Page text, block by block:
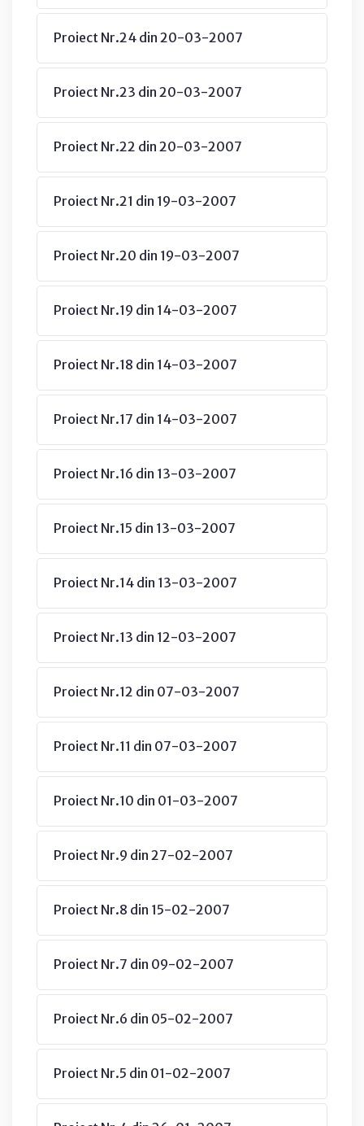
Proiect Nr.24 din 20-03-2007
Proiect Nr.23 din 20-03-2007
Proiect Nr.22 din 20-03-2007
Proiect Nr.21 din 19-03-2007
Proiect Nr.20 din 19-03-2007
Proiect Nr.19 din 14-03-2007
Proiect Nr.18 din 14-03-2007
Proiect Nr.17 din 14-03-2007
Proiect Nr.16 din 13-03-2007
Proiect Nr.15 din 13-03-2007
Proiect Nr.14 din 13-03-2007
Proiect Nr.13 din 12-03-2007
Proiect Nr.12 din 07-03-2007
Proiect Nr.11 din 07-03-2007
Proiect Nr.10 din 01-03-2007
Proiect Nr.9 din 27-02-2007
Proiect Nr.8 din 15-02-2007
Proiect Nr.7 din 09-02-2007
Proiect Nr.6 din 05-02-2007
Proiect Nr.5 din 01-02-2007